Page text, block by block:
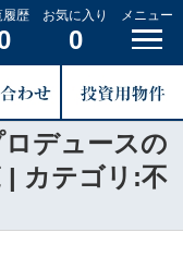
履歴 お気に入り
0
メニュー
デュースの
| カテゴリ:不